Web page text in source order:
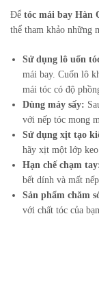
Để tóc mái bay Hàn
thể tham khảo những
Sử dụng lô uốn
mái bay. Cuốn lô
mái tóc có độ
Dùng máy sấy:
với nếp tóc mong
Sử dụng xịt tạo
hãy xịt một lớp
Hạn chế chạm
bết dính và mất
Sản phẩm chăm
với chất tóc của